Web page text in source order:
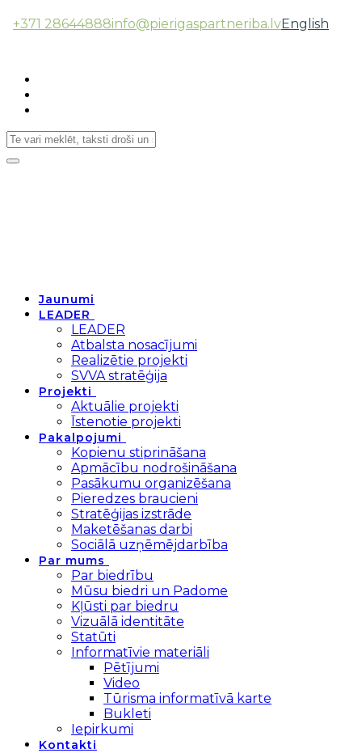
+371 28644888info@pierigaspartneriba.lvEnglish
Toggle
Jaunumi
LEADER
LEADER
Atbalsta nosacījumi
Realizētie projekti
SVVA stratēģija
Projekti
Aktuālie projekti
Īstenotie projekti
Pakalpojumi
Kopienu stiprināšana
Apmācību nodrošināšana
Pasākumu organizēšana
Pieredzes braucieni
Stratēģijas izstrāde
Maketēšanas darbi
Sociālā uzņēmējdarbība
Par mums
Par biedrību
Mūsu biedri un Padome
Kļūsti par biedru
Vizuālā identitāte
Statūti
Informatīvie materiāli
Pētījumi
Video
Tūrisma informatīvā karte
Bukleti
Iepirkumi
Kontakti